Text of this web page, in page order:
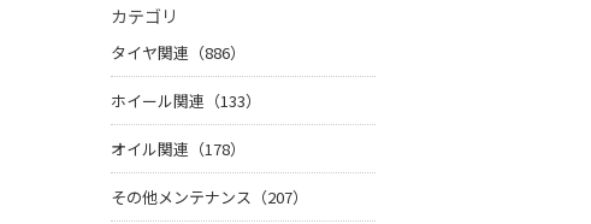
カテゴリ
タイヤ関連（886）
ホイール関連（133）
オイル関連（178）
その他メンテナンス（207）